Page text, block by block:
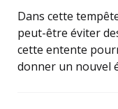
Dans cette
peut-être éviter
cette entente
donner un nouvel